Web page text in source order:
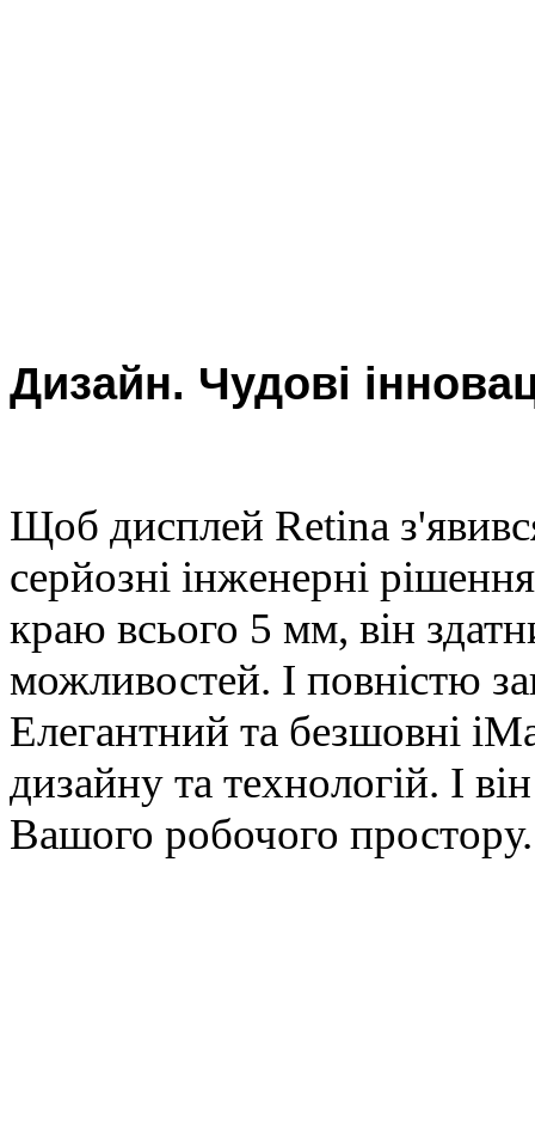
Дизайн. Чудові
Щоб дисплей Retina
серйозні інженерні
краю всього 5 мм, він
можливостей. І повністю
Елегантний та безшовні
дизайну та технологій. І
Вашого робочого простору.